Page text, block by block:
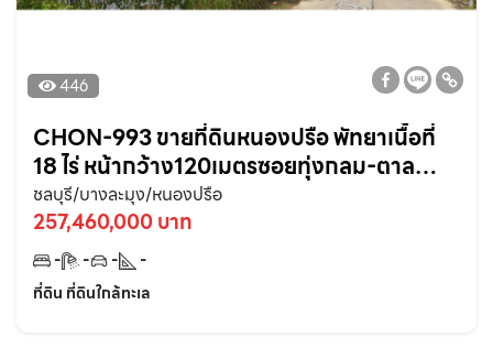
446
CHON-993 ขายที่ดินหนองปรือ พัทยาเนื้อที่
18 ไร่ หน้ากว้าง120เมตรซอยทุ่งกลม-ตาล
หมัน15 ทำเลดี อ.บางละมุง ชลบุรี
ชลบุรี/บางละมุง/หนองปรือ
257,460,000 บาท
- - -
-
ที่ดิน ที่ดินใกล้ทะเล